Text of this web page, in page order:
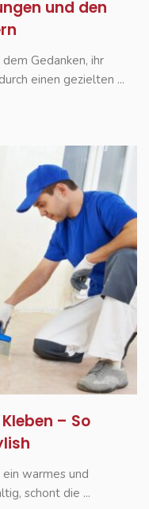
und den
Gedanken, ihr
einen gezielten ...
– So
warmes und
schont die ...